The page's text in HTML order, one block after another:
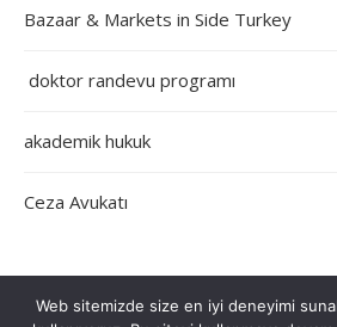
Bazaar & Markets in Side Turkey
doktor randevu programı
akademik hukuk
Ceza Avukatı
Web sitemizde size en iyi deneyimi